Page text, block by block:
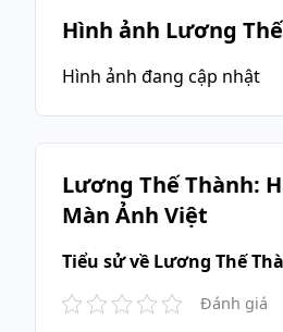
Hình ảnh Lương
Hình ảnh đang cập nhật
Lương Thế Thành:
Màn Ảnh Việt
Tiểu sử về Lương Thế
Đánh giá